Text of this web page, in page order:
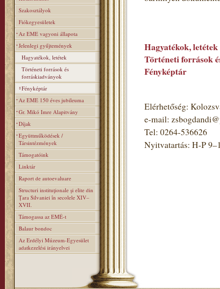
Szakosztályok
Fiókegyesületek
Az EME vagyoni állapota
Jelenlegi gyűjtemények
Hagyatékok, letétek
Történeti források és
forráskiadványok
Fényképtár
Az EME 150 éves jubileuma
Gr. Mikó Imre Alapitvány
Díjak
Együttműködések /
Társintézmények
Támogatóink
Linktár
Raport de autoevaluare
Structuri instituţionale şi elite din
Ţara Silvaniei în secolele XIV–
XVII.
Támogassa az EMÉ-t
Balaur bondoc
Az Erdélyi Múzeum-Egyesület
adatkezelési irányelvei
Hagyatékok, letétek
Történeti források
Fényképtár
Elérhetőség:
e-mail:
Tel: 0264-536626
Nyitvatartás: H-P